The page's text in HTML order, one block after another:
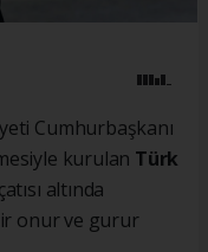
Cumhurbaşkanı
kurulan Türk
çatısı altında
onur ve gurur